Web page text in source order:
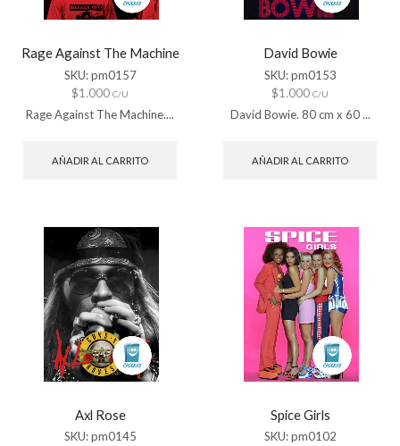
Rage Against The Machine
SKU:pm0157
$1.000 C/U
Rage Against The Machine....
AÑADIR AL CARRITO
David Bowie
SKU:pm0153
$1.000 C/U
David Bowie. 80 cm x 60 ...
AÑADIR AL CARRITO
Axl Rose
SKU:pm0145
Spice Girls
SKU:pm0102